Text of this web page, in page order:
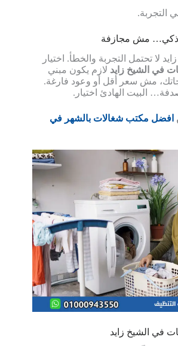
التجربة.
ذكي… مش مجازفة
لا تحتمل التجربة والخطأ. اختيار
في الشيخ زايد لازم يكون مبني
مش سعر أقل أو وعود فارغة.
البيت الهادئ اختيار.
افضل مكتب شغالات بالشهر في
في الشيخ زايد